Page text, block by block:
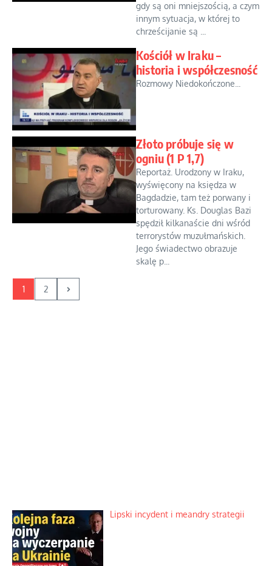
gdy są oni mniejszością, a czym
innym sytuacja, w której to
chrześcijanie są ...
Kościół w Iraku –
historia i współczesność
Rozmowy Niedokończone...
Złoto próbuje się w
ogniu (1 P 1,7)
Reportaż. Urodzony w Iraku,
wyświęcony na księdza w
Bagdadzie, tam też porwany i
torturowany. Ks. Douglas Bazi
spędził kilkanaście dni wśród
terrorystów muzułmańskich.
Jego świadectwo obrazuje
skalę p...
1 2
Lipski incydent i meandry strategii